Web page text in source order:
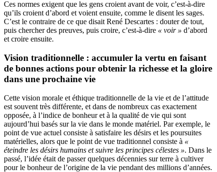
Ces normes exigent que les gens croient avant de voir, c’est-à-dire
qu’ils croient d’abord et voient ensuite, comme le disent les sages.
C’est le contraire de ce que disait René Descartes : douter de tout,
puis chercher des preuves, puis croire, c’est-à-dire « voir » d’abord
et croire ensuite.
Vision traditionnelle : accumuler la vertu en faisant
de bonnes actions pour obtenir la richesse et la gloire
dans une prochaine vie
Cette vision morale et éthique traditionnelle de la vie et de l’attitude
est souvent très différente, et dans de nombreux cas exactement
opposée, à l’indice de bonheur et à la qualité de vie qui sont
aujourd’hui basés sur la vie dans le monde matériel. Par exemple, le
point de vue actuel consiste à satisfaire les désirs et les poursuites
matérielles, alors que le point de vue traditionnel consiste à «
éteindre les désirs humains et suivre les principes célestes ». Dans le
passé, l’idée était de passer quelques décennies sur terre à cultiver
pour le bonheur de l’origine de la vie pendant des millions d’années.